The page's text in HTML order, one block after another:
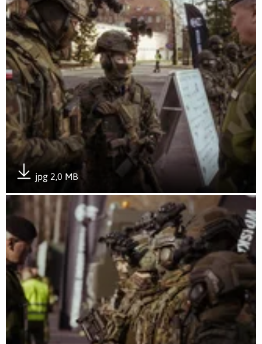
jpg 2,0 MB
Otwórz załącznik Sympozjum wojsk obrony terytorialnej z